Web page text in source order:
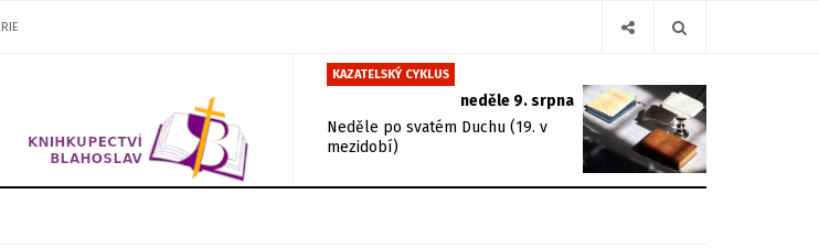
KAZATELSKÝ CYKLUS
neděle 9. srpna
Neděle po svatém Duchu (19. v
mezidobí)